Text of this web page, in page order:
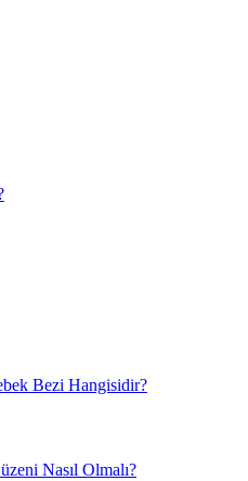
Bezi Hangisidir?
Nasıl Olmalı?